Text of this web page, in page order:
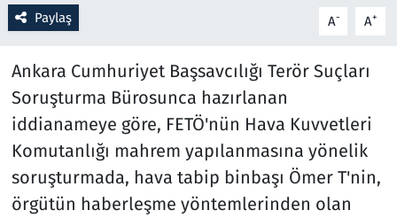
Paylaş A- A+
Ankara Cumhuriyet Başsavcılığı Terör Suçları
Soruşturma Bürosunca hazırlanan
iddianameye göre, FETÖ'nün Hava Kuvvetleri
Komutanlığı mahrem yapılanmasına yönelik
soruşturmada, hava tabip binbaşı Ömer T'nin,
örgütün haberleşme yöntemlerinden olan
Seçim 2023
Spor
Teknoloji ve Bilim
Televizyon